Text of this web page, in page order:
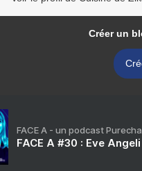
Créer un
FACE A - un podcast
FACE A #30 : Eve